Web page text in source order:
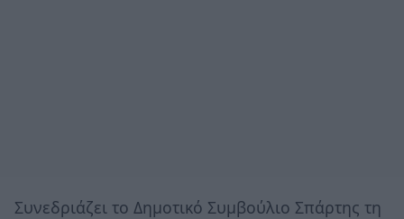
Συνεδριάζει το Δημοτικό Συμβούλιο Σπάρτης τη